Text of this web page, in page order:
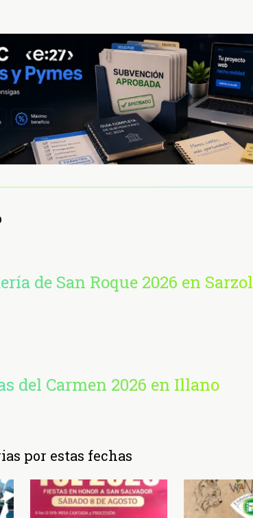
de San Roque 2026 en Sarzol
del Carmen 2026 en Illano
por estas fechas